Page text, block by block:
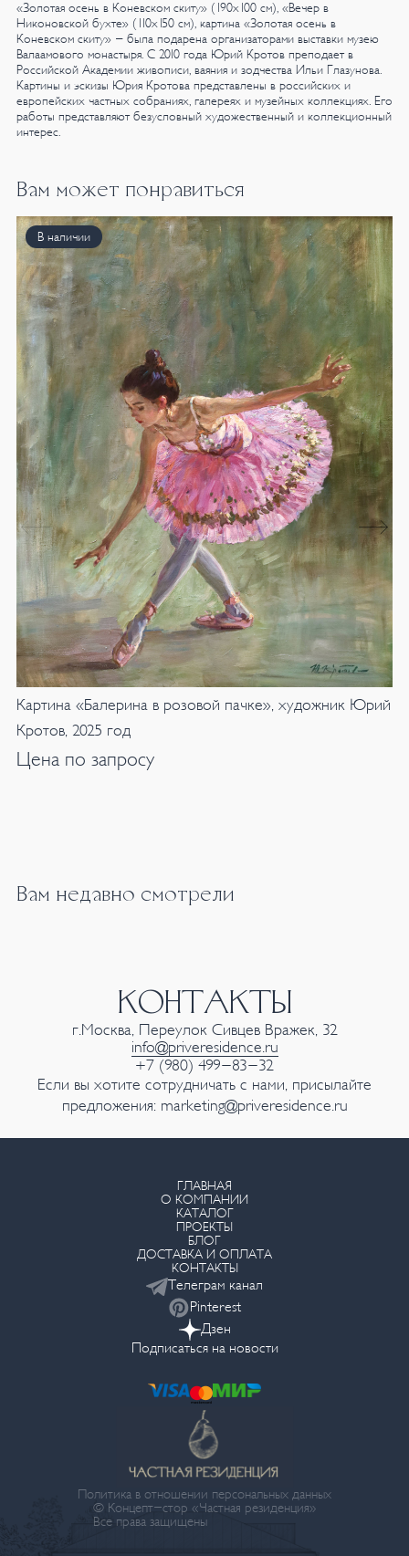
«Золотая осень в Коневском скиту» (190х100 см), «Вечер в
Никоновской бухте» (110х150 см), картина «Золотая осень в
Коневском скиту» - была подарена организаторами выставки музею
Валаамового монастыря. С 2010 года Юрий Кротов преподает в
Российской Академии живописи, ваяния и зодчества Ильи Глазунова.
Картины и эскизы Юрия Кротова представлены в российских и
европейских частных собраниях, галереях и музейных коллекциях. Его
работы представляют безусловный художественный и коллекционный
интерес.
Вам может понравиться
В наличии
Картина «Балерина в розовой пачке», художник Юрий
Кротов, 2025 год
Цена по запросу
Вам недавно смотрели
КОНТАКТЫ
г.Москва, Переулок Сивцев Вражек, 32
info@priveresidence.ru
+7 (980) 499-83-32
Если вы хотите сотрудничать с нами, присылайте
предложения: marketing@priveresidence.ru
ГЛАВНАЯ
О КОМПАНИИ
КАТАЛОГ
ПРОЕКТЫ
БЛОГ
ДОСТАВКА И ОПЛАТА
КОНТАКТЫ
Телеграм канал
Pinterest
Дзен
Подписаться на новости
Политика в отношении персональных данных
© Концепт-стор «Частная резиденция»
Все права защищены